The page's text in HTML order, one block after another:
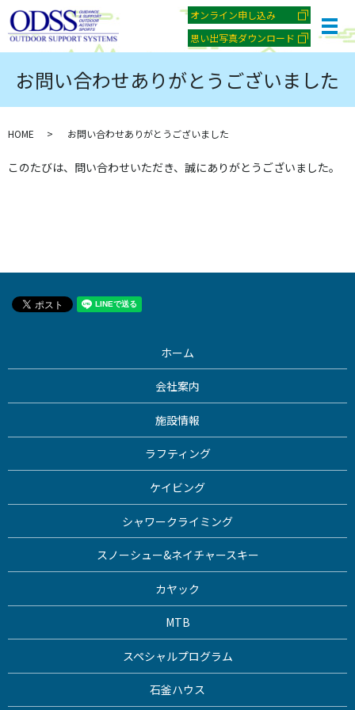
オンライン申し込み
思い出写真ダウンロード
メ
お問い合わせありがとうございました
HOME お問い合わせありがとうございました
このたびは、問い合わせいただき、誠にありがとうございました。
ホーム
会社案内
施設情報
ラフティング
ケイビング
シャワークライミング
スノーシュー&ネイチャースキー
カヤック
MTB
スペシャルプログラム
石釜ハウス